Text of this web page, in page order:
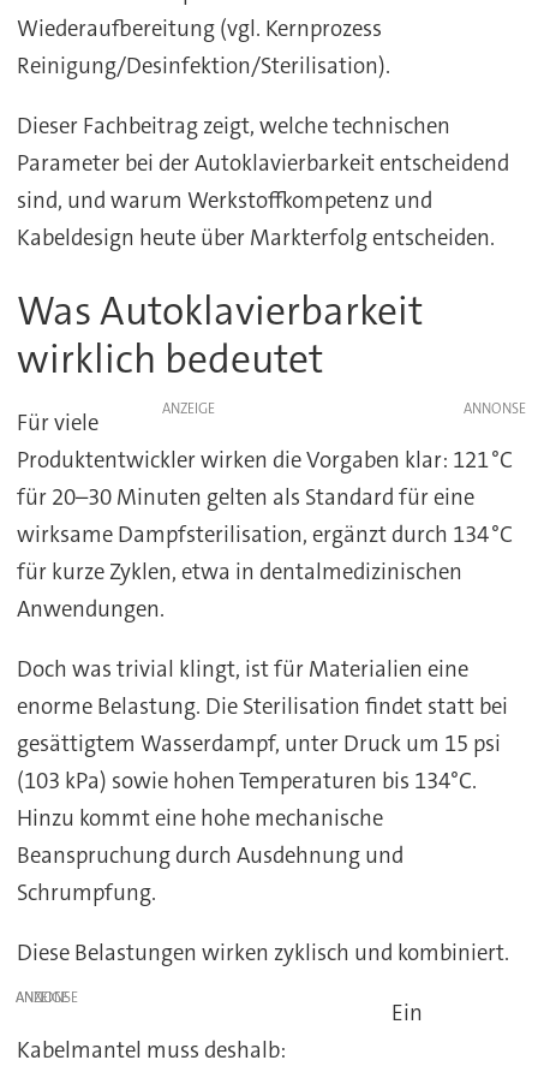
Wiederaufbereitung (vgl. Kernprozess
Reinigung/Desinfektion/Sterilisation).
Dieser Fachbeitrag zeigt, welche technischen
Parameter bei der Autoklavierbarkeit entscheidend
sind, und warum Werkstoffkompetenz und
Kabeldesign heute über Markterfolg entscheiden.
Was Autoklavierbarkeit
wirklich bedeutet
ANZEIGE
Für viele
Produktentwickler wirken die Vorgaben klar: 121 °C
für 20–30 Minuten gelten als Standard für eine
wirksame Dampfsterilisation, ergänzt durch 134 °C
für kurze Zyklen, etwa in dentalmedizinischen
Anwendungen.
Doch was trivial klingt, ist für Materialien eine
enorme Belastung. Die Sterilisation findet statt bei
gesättigtem Wasserdampf, unter Druck um 15 psi
(103 kPa) sowie hohen Temperaturen bis 134°C.
Hinzu kommt eine hohe mechanische
Beanspruchung durch Ausdehnung und
Schrumpfung.
Diese Belastungen wirken zyklisch und kombiniert.
ANZEIGE
Ein
Kabelmantel muss deshalb: